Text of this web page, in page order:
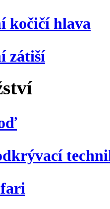
kočičí hlava
zátiší